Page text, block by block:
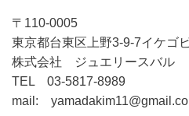
〒110-0005
東京都台東区上野3-9-7イケ
株式会社 ジュエリースバル
TEL 03-5817-8989
mail: